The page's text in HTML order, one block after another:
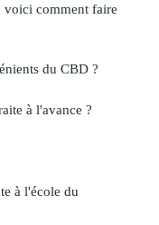
voici comment faire
du CBD ?
à l'avance ?
à l'école du